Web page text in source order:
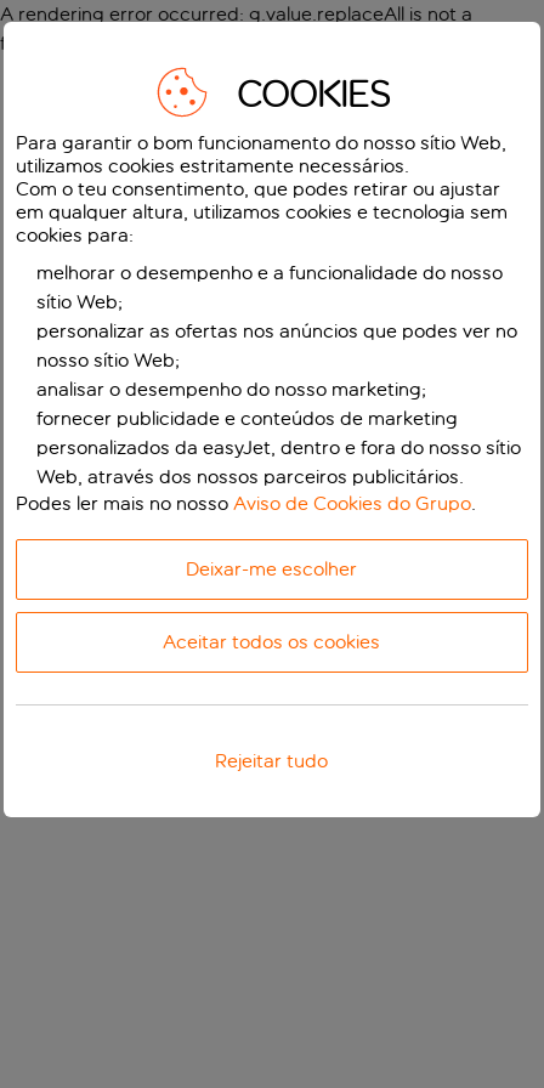
A rendering error occurred: g.value.replaceAll is not a
function
COOKIES
Para garantir o bom funcionamento do nosso sítio Web,
utilizamos cookies estritamente necessários.
Com o teu consentimento, que podes retirar ou ajustar
em qualquer altura, utilizamos cookies e tecnologia sem
cookies para:
melhorar o desempenho e a funcionalidade do nosso
sítio Web;
personalizar as ofertas nos anúncios que podes ver no
nosso sítio Web;
analisar o desempenho do nosso marketing;
fornecer publicidade e conteúdos de marketing
personalizados da easyJet, dentro e fora do nosso sítio
Web, através dos nossos parceiros publicitários.
Podes ler mais no nossoAviso de Cookies do Grupo.
Deixar-me escolher
Aceitar todos os cookies
Rejeitar tudo